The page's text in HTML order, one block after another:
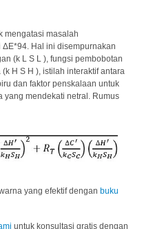
mengatasi masalah
Hal ini disempurnakan
(k L S L ), fungsi pembobotan
H S H ), istilah interaktif antara
dan faktor penskalaan untuk
yang mendekati netral. Rumus
yang efektif dengan buku
untuk konsultasi gratis dengan